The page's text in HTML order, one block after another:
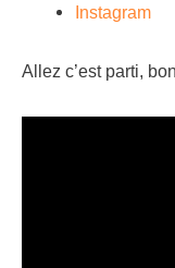
Instagram
Allez c’est parti,